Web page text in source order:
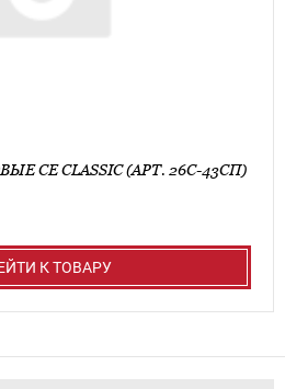
CE CLASSIC (АРТ. 26С-43СП)
К ТОВАРУ